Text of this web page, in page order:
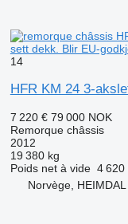
sett dekk. Blir EU-
14
HFR KM 24 3-
7 220 € 79 000 NOK
Remorque châssis
2012
19 380 kg
Poids net à vide 4 620
Norvège, HEIMDAL